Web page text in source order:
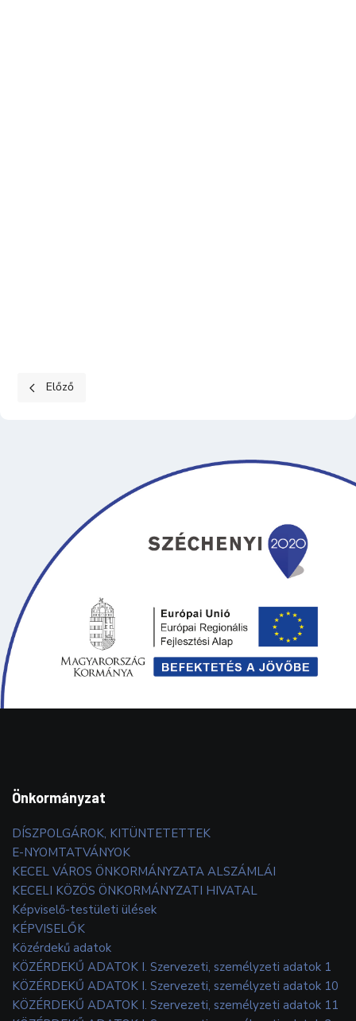
Előző cikk: MANCS A KÉZBEN KUTYAMENTŐ ALAPÍTVÁNY
Előző
Önkormányzat
DÍSZPOLGÁROK, KITÜNTETETTEK
E-NYOMTATVÁNYOK
KECEL VÁROS ÖNKORMÁNYZATA ALSZÁMLÁI
KECELI KÖZÖS ÖNKORMÁNYZATI HIVATAL
Képviselő-testületi ülések
KÉPVISELŐK
Közérdekű adatok
KÖZÉRDEKŰ ADATOK I. Szervezeti, személyzeti adatok 1
KÖZÉRDEKŰ ADATOK I. Szervezeti, személyzeti adatok 10
KÖZÉRDEKŰ ADATOK I. Szervezeti, személyzeti adatok 11